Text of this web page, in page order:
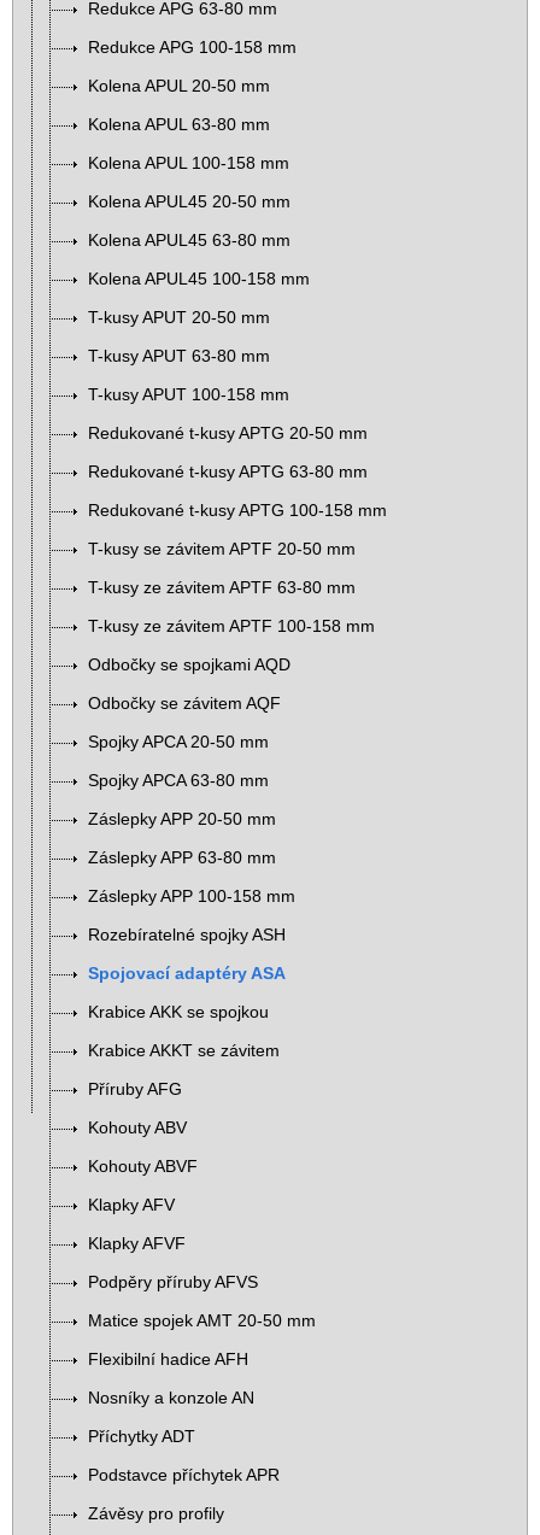
Redukce APG 63-80 mm
Redukce APG 100-158 mm
Kolena APUL 20-50 mm
Kolena APUL 63-80 mm
Kolena APUL 100-158 mm
Kolena APUL45 20-50 mm
Kolena APUL45 63-80 mm
Kolena APUL45 100-158 mm
T-kusy APUT 20-50 mm
T-kusy APUT 63-80 mm
T-kusy APUT 100-158 mm
Redukované t-kusy APTG 20-50 mm
Redukované t-kusy APTG 63-80 mm
Redukované t-kusy APTG 100-158 mm
T-kusy se závitem APTF 20-50 mm
T-kusy ze závitem APTF 63-80 mm
T-kusy ze závitem APTF 100-158 mm
Odbočky se spojkami AQD
Odbočky se závitem AQF
Spojky APCA 20-50 mm
Spojky APCA 63-80 mm
Záslepky APP 20-50 mm
Záslepky APP 63-80 mm
Záslepky APP 100-158 mm
Rozebíratelné spojky ASH
Spojovací adaptéry ASA
Krabice AKK se spojkou
Krabice AKKT se závitem
Příruby AFG
Kohouty ABV
Kohouty ABVF
Klapky AFV
Klapky AFVF
Podpěry příruby AFVS
Matice spojek AMT 20-50 mm
Flexibilní hadice AFH
Nosníky a konzole AN
Příchytky ADT
Podstavce příchytek APR
Závěsy pro profily